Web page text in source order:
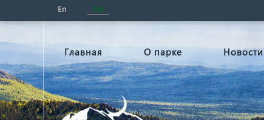
En Рус
Главная О парке Новости